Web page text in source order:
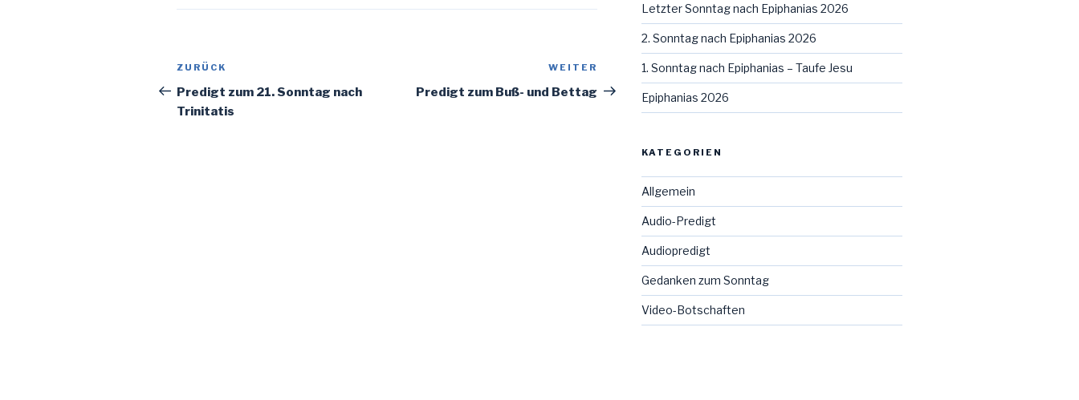
Beitragsnavigation
Vorheriger
Beitrag
ZURÜCK
Predigt zum 21. Sonntag nach
Trinitatis
Nächster
Beitrag
WEITER
Predigt zum Buß- und Bettag
Letzter Sonntag nach Epiphanias 2026
2. Sonntag nach Epiphanias 2026
1. Sonntag nach Epiphanias – Taufe Jesu
Epiphanias 2026
KATEGORIEN
Allgemein
Audio-Predigt
Audiopredigt
Gedanken zum Sonntag
Video-Botschaften